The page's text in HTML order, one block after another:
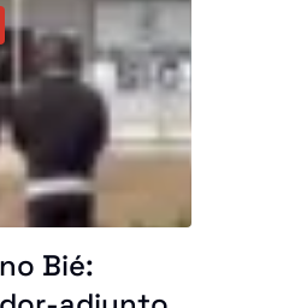
Merits,
A iniciativa
projecção
com candidaturas
Julho de 2027.
Bié: